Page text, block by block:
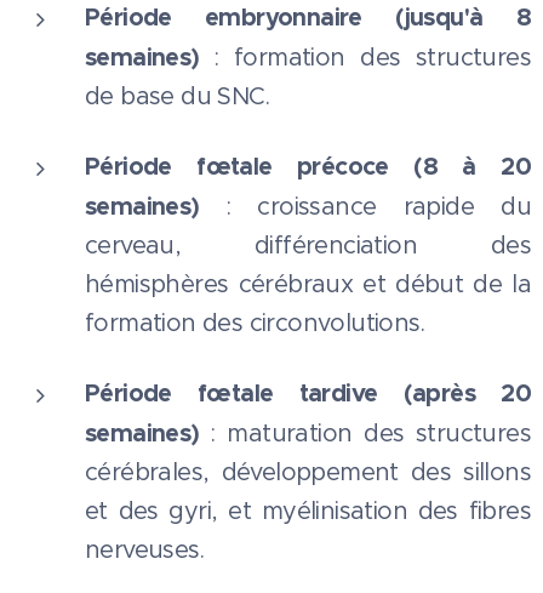
Période embryonnaire (jusqu'à 8
semaines) : formation des structures
de base du SNC.
Période fœtale précoce (8 à 20
semaines) : croissance rapide du
cerveau, différenciation des
hémisphères cérébraux et début de la
formation des circonvolutions.
Période fœtale tardive (après 20
semaines) : maturation des structures
cérébrales, développement des sillons
et des gyri, et myélinisation des fibres
nerveuses.